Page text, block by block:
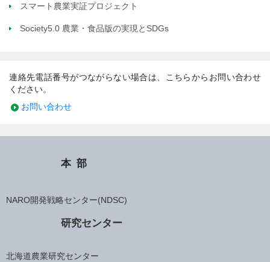
スマート農業実証プロジェクト
Society5.0 農業・食品版の実現とSDGs
連絡先電話番号がつながらない場合は、こちらからお問い合わせ
ください。
お問い合わせ
本部
NARO開発戦略センター(NDSC)
研究センター
北海道農業研究センター